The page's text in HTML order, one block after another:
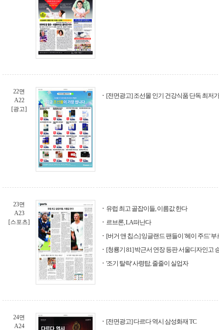
22면
A22
[광고]
[전면광고] 조선몰 인기 건강식품 단독 최저
23면
A23
[스포츠]
유럽 최고 골잡이들, 이름값 한다
르브론, LA 떠난다
[버거 앤 칩스] 잉글랜드 팬들이 '헤이 주드' 부
[청룡기 81] 박근서 연장 등판 서울디자인고
'조기 탈락' 사령탑, 줄줄이 실업자
24면
A24
[전면광고] 다르다 역시 삼성화재 TC